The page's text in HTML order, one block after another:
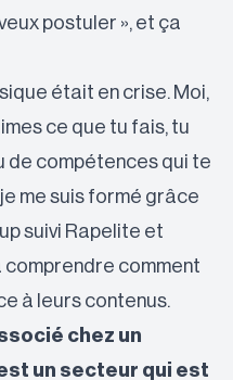
postuler », et ça
était en crise. Moi,
ce que tu fais, tu
de compétences qui te
me suis formé grâce
suivi Rapelite et
comprendre comment
à leurs contenus.
chez un
un secteur qui est